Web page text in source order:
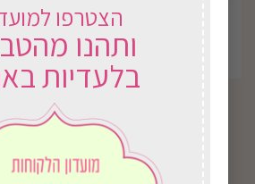
הצטרפו
ותהנו
בלעדיות
₪
בחירת אפשרויות